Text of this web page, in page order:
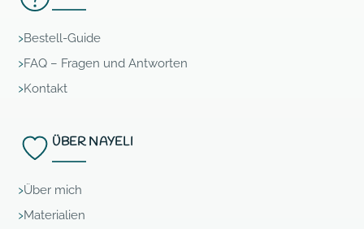
Bestell-Guide
FAQ – Fragen und Antworten
Kontakt
ÜBER NAYELI
Über mich
Materialien